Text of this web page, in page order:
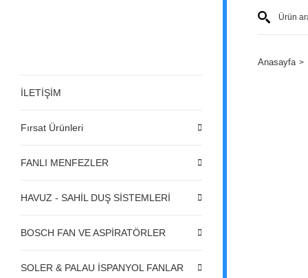
İLETİŞİM
Fırsat Ürünleri
FANLI MENFEZLER
HAVUZ - SAHİL DUŞ SİSTEMLERİ
BOSCH FAN VE ASPİRATÖRLER
SOLER & PALAU İSPANYOL FANLAR
Anasayfa